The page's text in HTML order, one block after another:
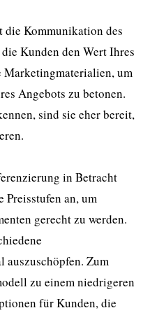
Kommunikation des
Kunden den Wert Ihres
Marketingmaterialien, um
Angebots zu betonen.
sind sie eher bereit,
in Betracht
Preisstufen an, um
gerecht zu werden.
auszuschöpfen. Zum
zu einem niedrigeren
für Kunden, die